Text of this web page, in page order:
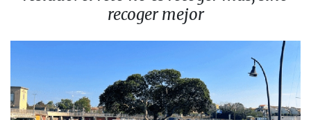
recoger mejor